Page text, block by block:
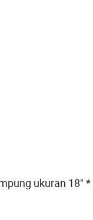
ukuran 18" *